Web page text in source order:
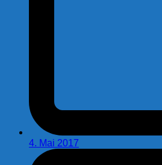
4. Mai 2017